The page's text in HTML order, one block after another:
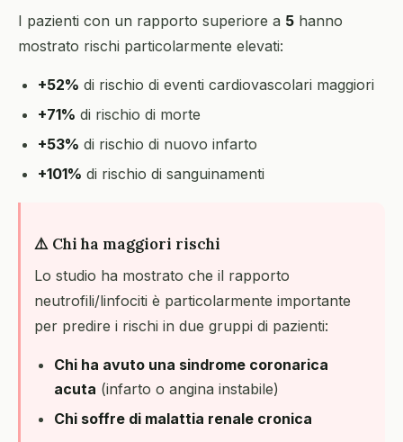
I pazienti con un rapporto superiore a 5 hanno
mostrato rischi particolarmente elevati:
+52% di rischio di eventi cardiovascolari maggiori
+71% di rischio di morte
+53% di rischio di nuovo infarto
+101% di rischio di sanguinamenti
⚠️ Chi ha maggiori rischi
Lo studio ha mostrato che il rapporto
neutrofili/linfociti è particolarmente importante
per predire i rischi in due gruppi di pazienti:
Chi ha avuto una sindrome coronarica
acuta (infarto o angina instabile)
Chi soffre di malattia renale cronica